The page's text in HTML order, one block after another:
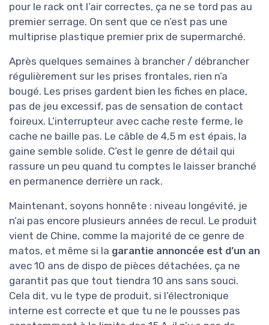
pour le rack ont l’air correctes, ça ne se tord pas au
premier serrage. On sent que ce n’est pas une
multiprise plastique premier prix de supermarché.
Après quelques semaines à brancher / débrancher
régulièrement sur les prises frontales, rien n’a
bougé. Les prises gardent bien les fiches en place,
pas de jeu excessif, pas de sensation de contact
foireux. L’interrupteur avec cache reste ferme, le
cache ne baille pas. Le câble de 4,5 m est épais, la
gaine semble solide. C’est le genre de détail qui
rassure un peu quand tu comptes le laisser branché
en permanence derrière un rack.
Maintenant, soyons honnête : niveau longévité, je
n’ai pas encore plusieurs années de recul. Le produit
vient de Chine, comme la majorité de ce genre de
matos, et même si la garantie annoncée est d’un an
avec 10 ans de dispo de pièces détachées, ça ne
garantit pas que tout tiendra 10 ans sans souci.
Cela dit, vu le type de produit, si l’électronique
interne est correcte et que tu ne le pousses pas